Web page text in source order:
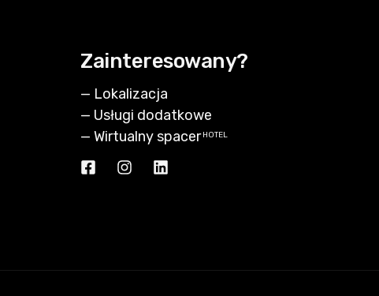
Zainteresowany?
— Lokalizacja
— Usługi dodatkowe
— Wirtualny spacerHOTEL